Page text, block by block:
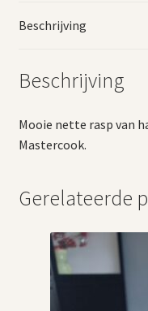
Beschrijving
Beschrijving
Mooie nette rasp van
Mastercook.
Gerelateerde